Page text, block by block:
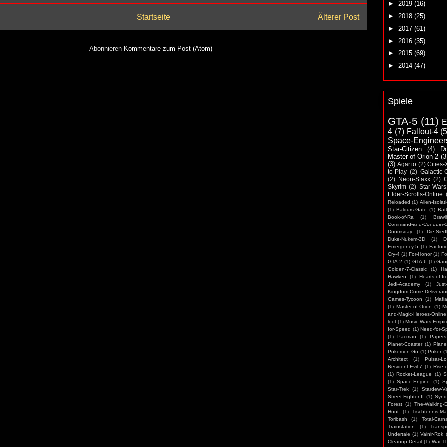
Älterer Post
Startseite
Abonnieren Kommentare zum Post (Atom)
► 2019 (16)
► 2018 (25)
► 2017 (61)
► 2016 (35)
► 2015 (69)
► 2014 (47)
Spiele
GTA-5 (11)
4 (7) Fallout-4
Space-
Star-Citizen (4)
Master-of-Orion-2
(3) Agar.io (2) Cities-
to-Play (2) Galactic-
(2)
Neon-Staxx (2)
Skyrim (2) Star-Wars
Elder-Scrolls-Online
Reloaded (1) Alien-
(1) Baldurs-Gate (1)
Book-of-Ra
(1)
Command-and-Conquer-3
Doomsday
(1)
Die-
Duke-Nukem-3D
(1)
Emergency-5 (1)
Cry-4 (1) For-Honor (1)
GTA-2 (1) GTA-6 (1)
Golden-7-Classic
(1)
Hawken
(1)
Hearts-of-
Jedi-Academy
(1)
Kingdom-Come-
Games-Tycoon
(1)
(1) Master-of-Orion (1)
and-Magic-Heroes-Online
loot (1) Music-Wars-
for-Speed (1) Need-for-
(1)
Pacman (1)
Planet-Coaster (1)
Pokemon-Go (1) Poker
Architect
(1)
Pulsar-
Resident-Evil-7 (1) Rise-
(1) Rocket-League (1)
(1) Space-Engine (1)
Star-Trek
(1)
Stardew-
Street-Fighter-II
(1)
Forest (1) The-Walking-
Hunt
(1)
Tischtennis-
Toribash
(1)
Total-
Trainstation
(1)
Undertale (1) Valnir-Rok
Cleanup-Detail (1) War-